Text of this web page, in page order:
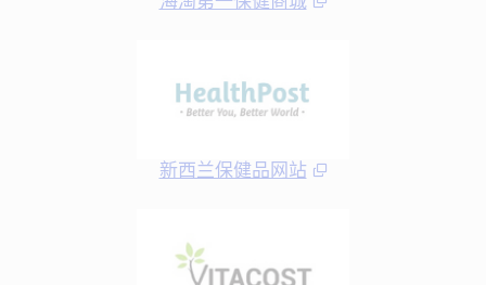
新西兰保健品网站